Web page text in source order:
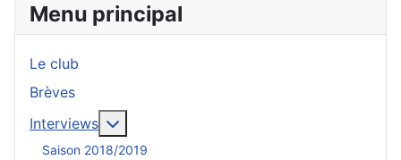
Menu principal
Le club
Brèves
Interviews
Saison 2018/2019